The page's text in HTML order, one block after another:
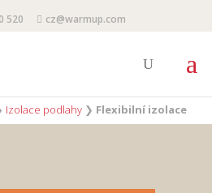
520 cz@warmup.com
Izolace podlahy❯ Flexibilní izolace